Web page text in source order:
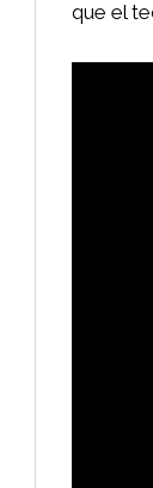
que el